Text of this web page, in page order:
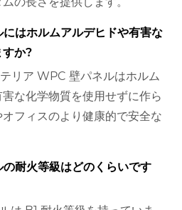
はホルムアルデヒドや有害な
すか?
リア WPC 壁パネルはホルム
な化学物質を使用せずに作ら
フィスのより健康的で安全な
耐火等級はどのくらいです